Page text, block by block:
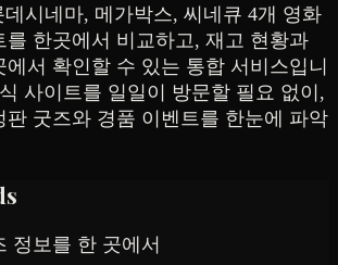
데시네마, 메가박스, 씨네큐 4개 영화
를 한곳에서 비교하고, 재고 현황과
에서 확인할 수 있는 통합 서비스입니
사이트를 일일이 방문할 필요 없이,
판 굿즈와 경품 이벤트를 한눈에 파악
정보를 한 곳에서